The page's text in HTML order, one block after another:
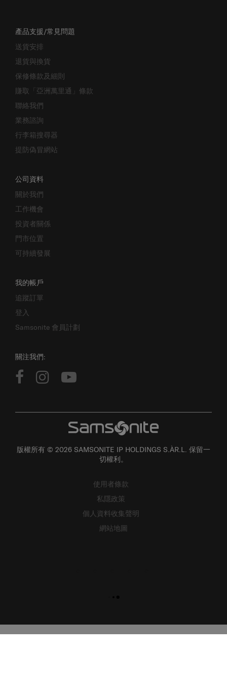
產品支援/常見問題
送貨安排
退貨與換貨
保修條款及細則
賺取「亞洲萬里通」條款
聯絡我們
業務諮詢
行李箱搜尋器
提防偽冒網站
公司資料
關於我們
工作機會
投資者關係
門市位置
可持續發展
我的帳戶
追蹤訂單
登入
Samsonite 會員計劃
關注我們:
版權所有 © 2026 SAMSONITE IP HOLDINGS S.ÀR.L. 保留一
切權利。
使用者條款
私隱政策
個人資料收集聲明
網站地圖